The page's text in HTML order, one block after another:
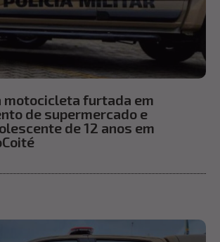
motocicleta furtada em
de supermercado e
de 12 anos em